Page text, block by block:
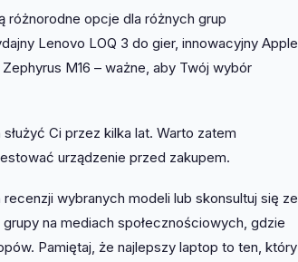
różnorodne opcje dla różnych grup
Lenovo LOQ 3 do gier, innowacyjny Apple
M16 – ważne, aby Twój wybór
Ci przez kilka lat. Warto zatem
urządzenie przed zakupem.
wybranych modeli lub skonsultuj się ze
na mediach społecznościowych, gdzie
Pamiętaj, że najlepszy laptop to ten, który